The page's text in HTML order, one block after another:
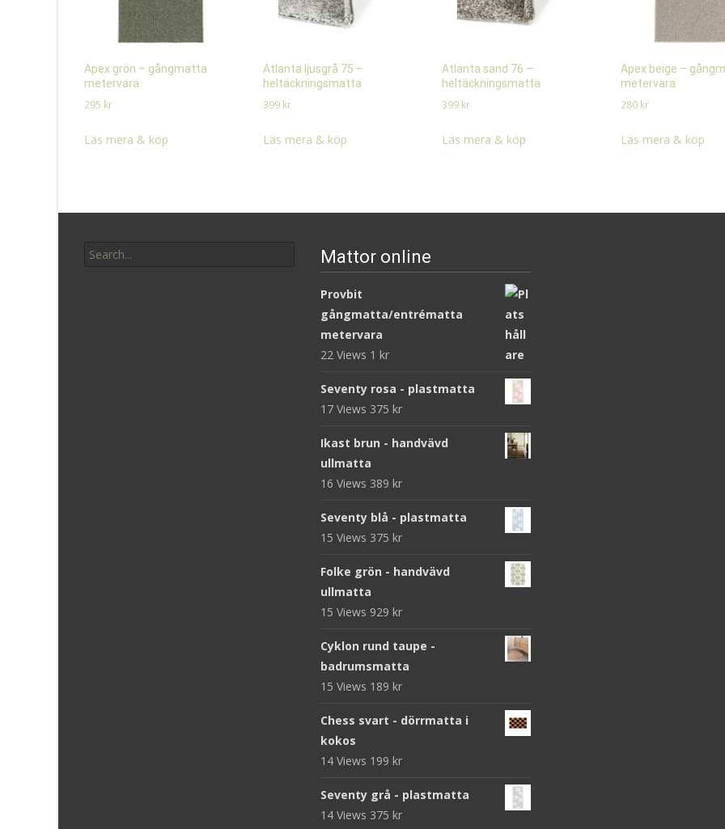
Apex grön – gångmatta
metervara
295 kr
Läs mera & köp
Atlanta ljusgrå 75 –
heltäckningsmatta
399 kr
Läs mera & köp
Atlanta sand 76 –
heltäckningsmatta
399 kr
Läs mera & köp
Apex beige –
metervara
280 kr
Läs mera & köp
for:
Mattor online
Provbit
gångmatta/entrématta
metervara
22 Views 1 kr
Seventy rosa - plastmatta
17 Views 375 kr
Ikast brun - handvävd
ullmatta
16 Views 389 kr
Seventy blå - plastmatta
15 Views 375 kr
Folke grön - handvävd
ullmatta
15 Views 929 kr
Cyklon rund taupe -
badrumsmatta
15 Views 189 kr
Chess svart - dörrmatta i
kokos
14 Views 199 kr
Seventy grå - plastmatta
14 Views 375 kr